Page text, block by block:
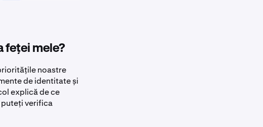
feței mele?
noastre
de identitate și
explică de ce
puteți verifica